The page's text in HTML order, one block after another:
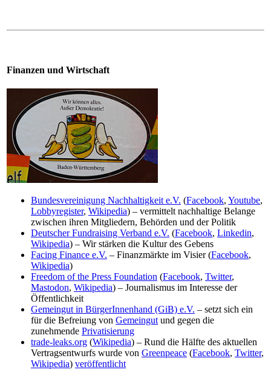
Finanzen und Wirtschaft
Bundesvereinigung Nachhaltigkeit e.V. (Facebook, Youtube,
Lobbyregister, Wikipedia) – vermittelt nachhaltige Belange
zwischen ihren Mitgliedern, Behörden und der Politik
Deutscher Fundraising Verband e.V. (Facebook, Linkedin,
Wikipedia) – Wir stärken die Kultur des Gebens
Facing Finance e.V. – Finanzmärkte im Visier (Facebook,
Wikipedia)
Freedom of the Press Foundation (Facebook, Twitter,
Mastodon, Wikipedia) – Journalismus im Interesse der
Öffentlichkeit
Gemeingut in BürgerInnenhand (GiB) e.V. – setzt sich ein
für die Befreiung von Gemeingut und gegen die
zunehmende Privatisierung
trade-leaks.org (Wikipedia) – Rund die Hälfte des aktuellen
Vertragsentwurfs wurde von Greenpeace (Facebook, Twitter,
Wikipedia) veröffentlicht